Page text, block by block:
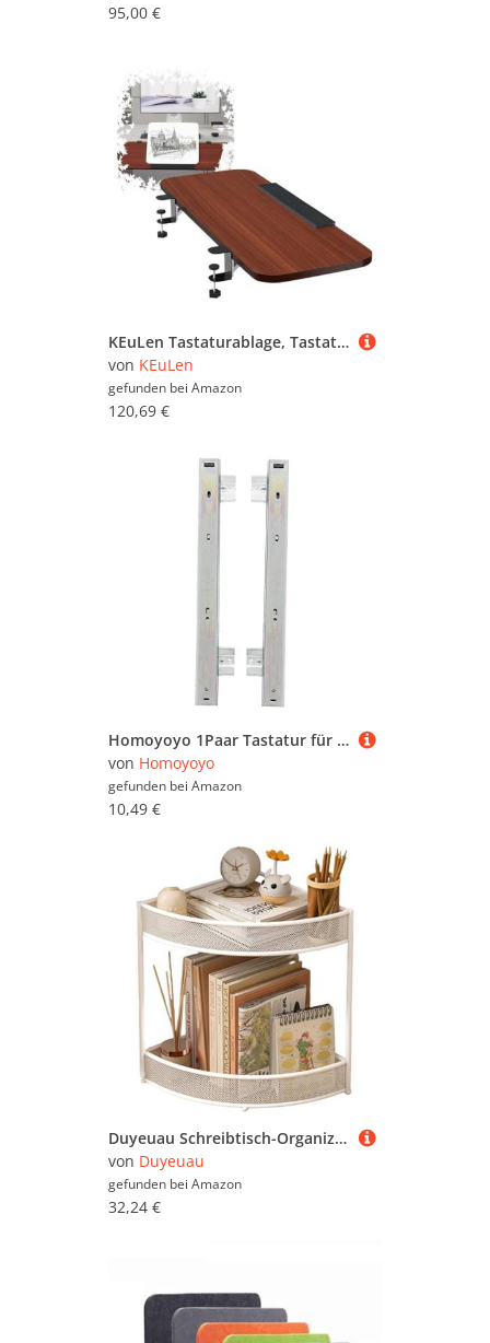
95,00 €
KEuLen Tastaturablage, Tastaturauszug, Desktop-Erweiterungsplatine Tastaturablage Holz Computer Handgelenkauflage Einstellbarer Winkel(Teak,65cm/25in)
von KEuLen
gefunden bei Amazon
120,69 €
Homoyoyo 1Paar Tastatur für Büro Langlebige Tastaturführung Installieren Leise Gleitschienen für Schreibtisch
von Homoyoyo
gefunden bei Amazon
10,49 €
Duyeuau Schreibtisch-Organizer aus Metall, mehrstöckig, Bücherregal, Aufbewahrungsregal, Büro, Schreibtisch, Dokumenten-Organizer
von Duyeuau
gefunden bei Amazon
32,24 €